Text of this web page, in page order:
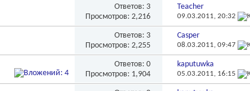
Ответов: 3
Просмотров: 2,216
Teacher
09.03.2011, 20:32
Ответов: 3
Просмотров: 2,255
Casper
08.03.2011, 09:47
Ответов:0
Просмотров: 1,904
kaputuwka
05.03.2011, 16:15